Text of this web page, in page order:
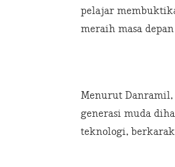
pelajar
meraih masa
Menurut Danramil,
generasi muda
teknologi,